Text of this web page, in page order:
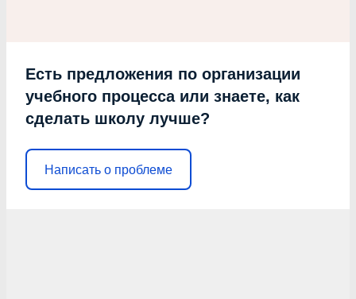
Есть предложения по организации
учебного процесса или знаете, как
сделать школу лучше?
Написать о проблеме